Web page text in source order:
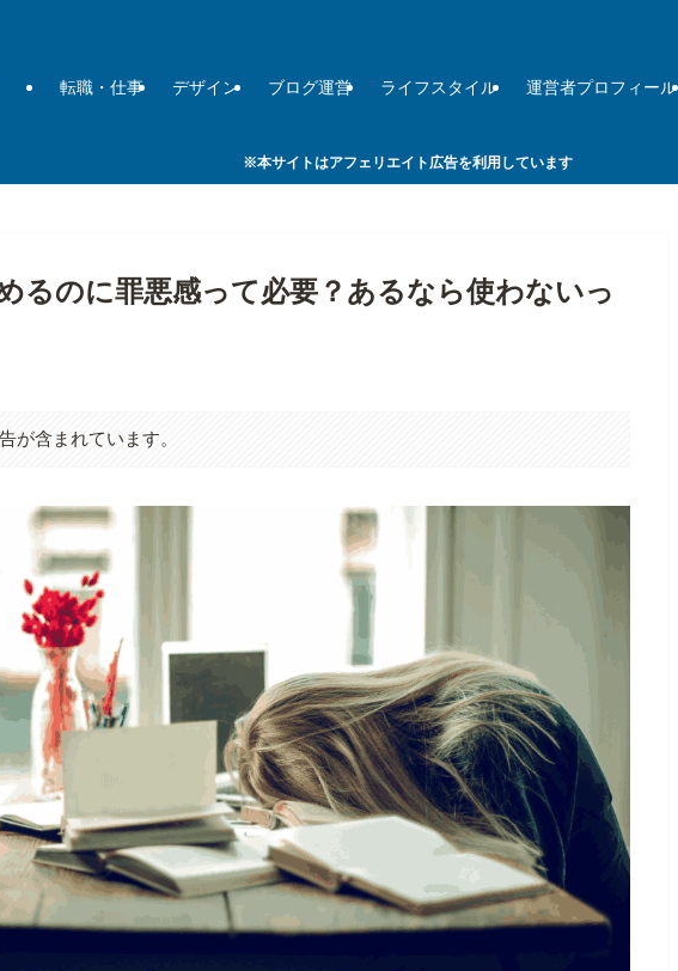
転職・仕事 デザイン ブログ運営 ライフスタイル 運営者プロフィール
※本サイトはアフェリエイト広告を利用しています
るのに罪悪感って必要？あるなら使わないっ
が含まれています。